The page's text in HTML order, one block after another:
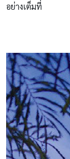
อย่างเต็มที่